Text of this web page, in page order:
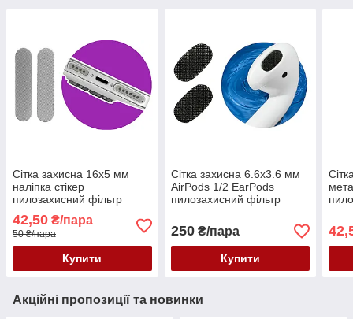
Сітка захисна 16x5 мм
наліпка стікер
пилозахисний фільтр
динаміка мікрофона для
телефонів планшетів
срібляста
42,50 ₴/пара
50 ₴/пара
Купити
Сітка захисна 6.6x3.6 мм
AirPods 1/2 EarPods
пилозахисний фільтр
жорстка чорна
250₴/пара
Купити
Акційні пропозиції та новинки